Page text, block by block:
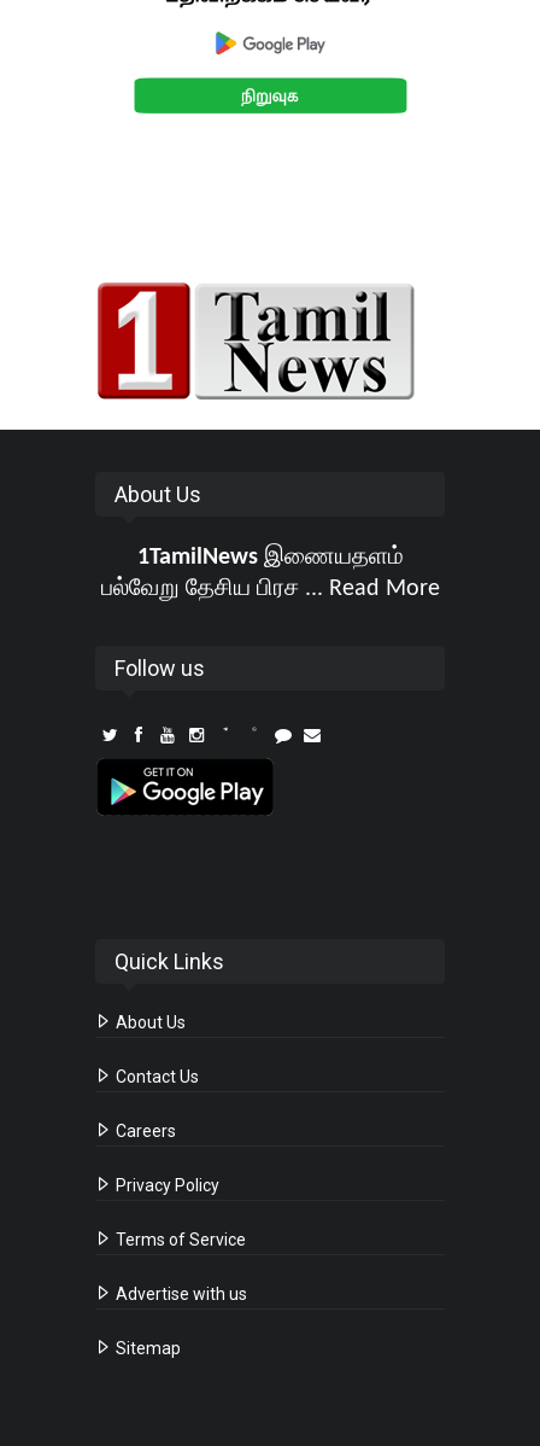
About Us
1TamilNewsஇணையதளம்
பல்வேறு தேசிய பிரச ... Read More
Follow us
Quick Links
About Us
Contact Us
Careers
Privacy Policy
Terms of Service
Advertise with us
Sitemap